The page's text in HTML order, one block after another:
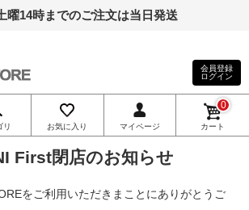
曜14時までのご注文は当日発送
会員登録
ログイン
リ お気に入り マイページ カート
0
First閉店のお知らせ
をご利用いただきまことにありがとうご